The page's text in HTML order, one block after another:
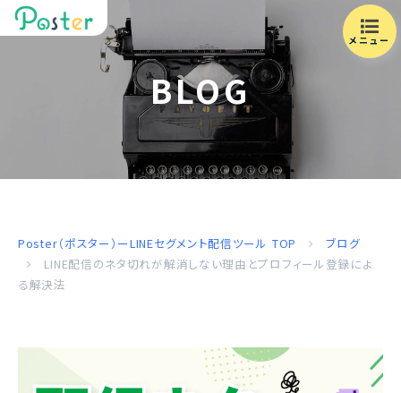
メニュー
BLOG
Poster（ポスター）ーLINEセグメント配信ツール TOP
ブログ
LINE配信のネタ切れが解消しない理由とプロフィール登録によ
る解決法